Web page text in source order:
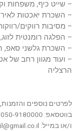
– שייט כיף, משפחות
– השכרת יאכטות
– מסיבות רווקים/
– הפלגה רומנטית
– השכרת גלשני סאפ,
– ועוד מגוון רחב של
הרצליה
לפרטים נוספים
בווטסאפ: 050-9180000
ו/או במייל: funtasea.il@gmail.co.il